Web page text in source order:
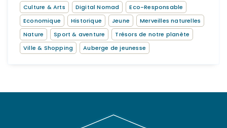
Culture & Arts Digital Nomad
Eco-Responsable
Economique
Historique Jeune
Merveilles naturelles
Nature
Sport & aventure
Trésors de notre planète
Ville & Shopping
Auberge de jeunesse